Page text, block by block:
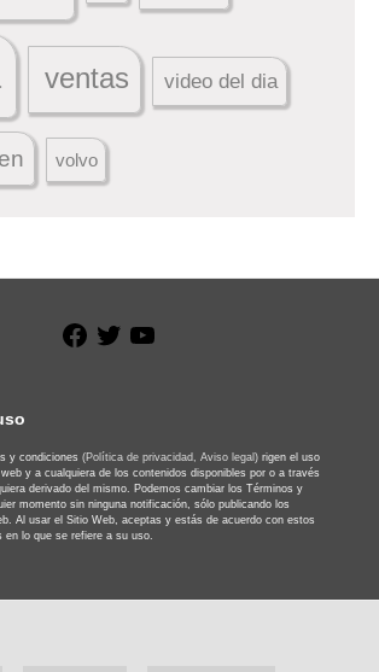
ventas video del dia
volvo
Facebook
Twitter
y condiciones (Política de privacidad, Aviso legal) rigen el uso
y a cualquiera de los contenidos disponibles por o a través
derivado del mismo. Podemos cambiar los Términos y
momento sin ninguna notificación, sólo publicando los
Al usar el Sitio Web, aceptas y estás de acuerdo con estos
en lo que se refiere a su uso.